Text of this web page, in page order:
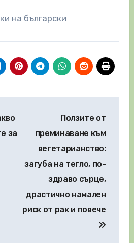
на български
за
Ползите от
преминаване към
вегетарианство:
загуба на тегло, по-
здраво сърце,
драстично намален
риск от рак и повече